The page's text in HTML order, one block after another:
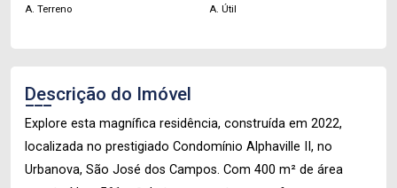
A. Terreno A. Útil
Descrição do Imóvel
Explore esta magnífica residência, construída em 2022,
localizada no prestigiado Condomínio Alphaville II, no
Urbanova, São José dos Campos. Com 400 m² de área